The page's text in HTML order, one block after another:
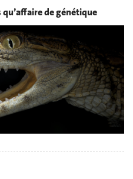
qu’affaire de génétique